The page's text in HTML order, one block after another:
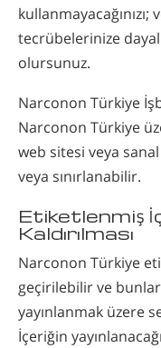
kullanmayacağınızı;
tecrübelerinize
olursunuz.
Narconon Türkiye
Narconon Türkiye
web sitesi veya
veya sınırlanabilir.
Etiketlenmiş
Kaldırılması
Narconon Türkiye
geçirilebilir ve
yayınlanmak üzere
İçeriğin